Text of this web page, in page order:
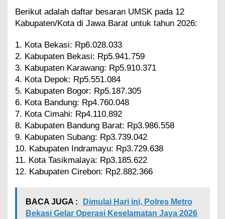
Berikut adalah daftar besaran UMSK pada 12
Kabupaten/Kota di Jawa Barat untuk tahun 2026:
1. Kota Bekasi: Rp6.028.033
2. Kabupaten Bekasi: Rp5.941.759
3. Kabupaten Karawang: Rp5.910.371
4. Kota Depok: Rp5.551.084
5. Kabupaten Bogor: Rp5.187.305
6. Kota Bandung: Rp4.760.048
7. Kota Cimahi: Rp4.110.892
8. Kabupaten Bandung Barat: Rp3.986.558
9. Kabupaten Subang: Rp3.739.042
10. Kabupaten Indramayu: Rp3.729.638
11. Kota Tasikmalaya: Rp3.185.622
12. Kabupaten Cirebon: Rp2.882.366
BACA JUGA :
Dimulai Hari ini, Polres Metro
Bekasi Gelar Operasi Keselamatan Jaya 2026